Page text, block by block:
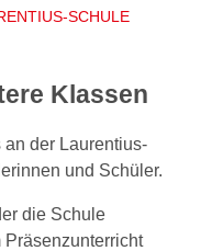
SCHULE
Klassen
der Laurentius-
und Schüler.
die Schule
Präsenzunterricht